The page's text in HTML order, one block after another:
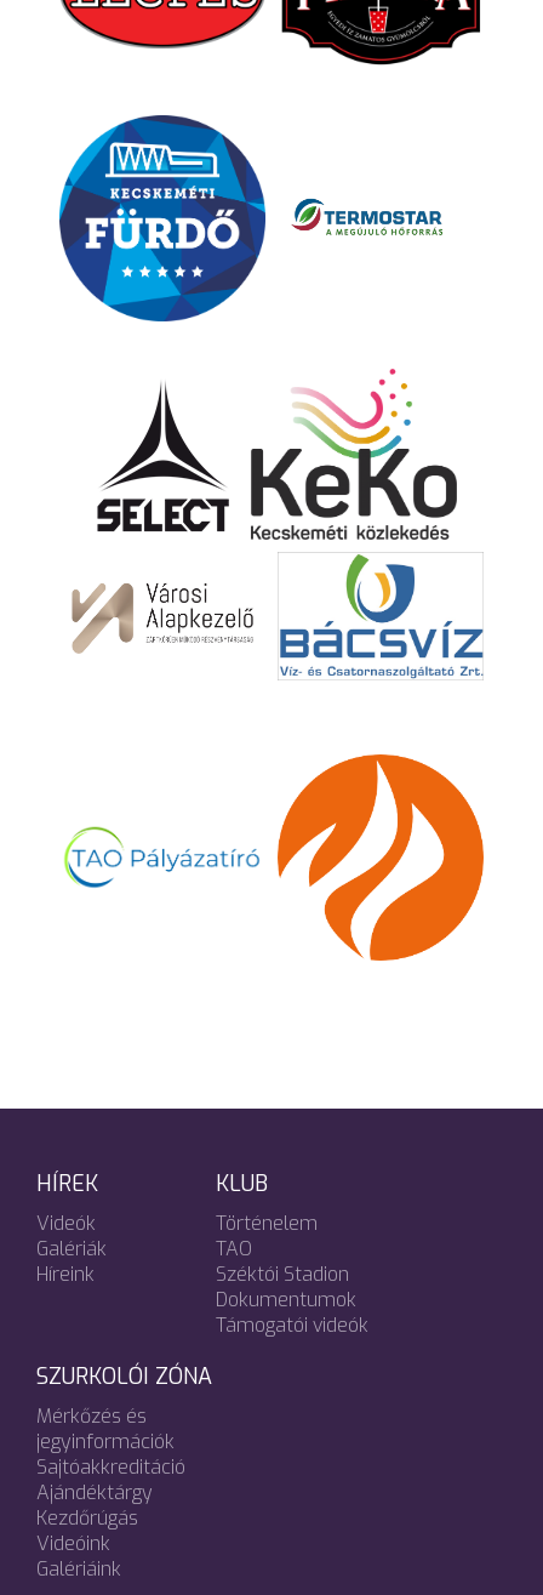
HÍREK
Videók
Galériák
Híreink
KLUB
Történelem
TAO
Széktói Stadion
Dokumentumok
Támogatói videók
SZURKOLÓI ZÓNA
Mérkőzés és
jegyinformációk
Sajtóakkreditáció
Ajándéktárgy
Kezdőrúgás
Videóink
Galériáink